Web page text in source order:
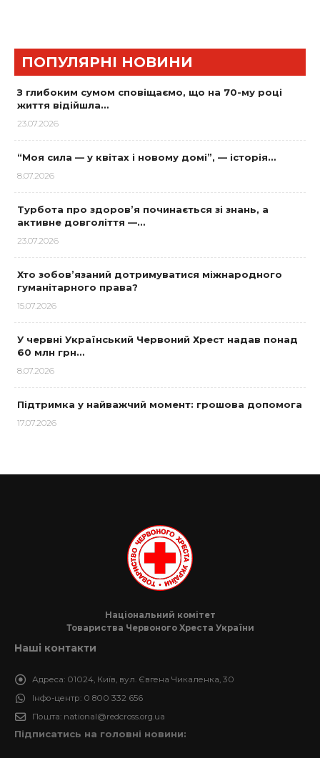
ПОПУЛЯРНІ НОВИНИ
З глибоким сумом сповіщаємо, що на 70-му році
життя відійшла…
23.07.2026
“Моя сила — у квітах і новому домі”, — історія…
8.07.2026
Турбота про здоров’я починається зі знань, а
активне довголіття —…
23.07.2026
Хто зобов’язаний дотримуватися міжнародного
гуманітарного права?
15.07.2026
У червні Український Червоний Хрест надав понад
60 млн грн…
8.07.2026
Підтримка у найважчий момент: грошова допомога
17.07.2026
Національний комітет
Товариства Червоного Хреста України
Наші контакти
Адреса: 01024, Київ, вул. Євгена Чикаленка, 30
Інфо-центр: 0 800 332 656
Пошта: national@redcross.org.ua
Підписатись на головні новини: